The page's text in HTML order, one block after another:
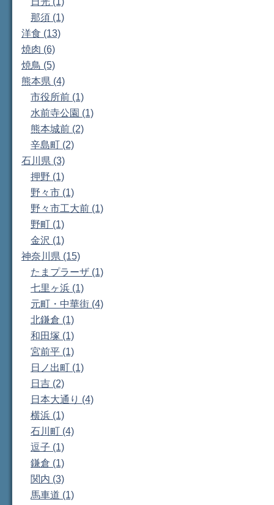
那須 (1)
洋食 (13)
焼肉 (6)
焼鳥 (5)
熊本県 (4)
市役所前 (1)
水前寺公園 (1)
熊本城前 (2)
辛島町 (2)
石川県 (3)
押野 (1)
野々市 (1)
野々市工大前 (1)
野町 (1)
金沢 (1)
神奈川県 (15)
たまプラーザ (1)
七里ヶ浜 (1)
元町・中華街 (4)
北鎌倉 (1)
和田塚 (1)
宮前平 (1)
日ノ出町 (1)
日吉 (2)
日本大通り (4)
横浜 (1)
石川町 (4)
逗子 (1)
鎌倉 (1)
関内 (3)
馬車道 (1)